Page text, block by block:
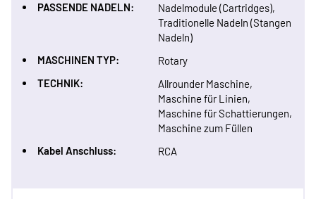
PASSENDE NADELN:
Nadelmodule (Cartridges),
Traditionelle Nadeln (Stangen
Nadeln)
MASCHINEN TYP:
Rotary
TECHNIK:
Allrounder Maschine,
Maschine für Linien,
Maschine für Schattierungen,
Maschine zum Füllen
Kabel Anschluss:
RCA